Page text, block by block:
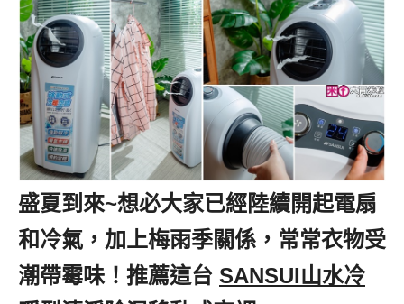
盛夏到來~想必大家已經陸續開起電扇
和冷氣，加上梅雨季關係，常常衣物受
潮帶霉味！推薦這台 SANSUI山水冷